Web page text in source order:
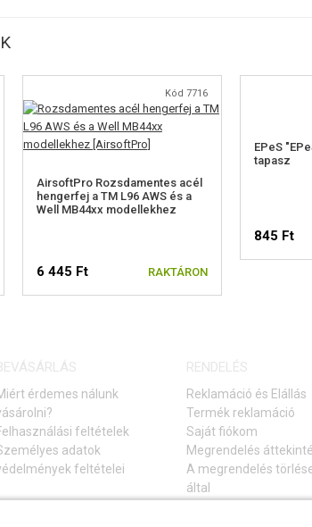
Kód 7716
AirsoftPro Rozsdamentes acél
hengerfej a TM L96 AWS és a
Well MB44xx modellekhez
6 445 Ft RAKTÁRON
EPeS
tapasz
845 Ft
érdemes nálunk
feltételek
adatok
feltételei
RENDELÉS
Reklamáció és Elállás
Termék reklamáció
Saját fiókom
Megrendelés
A megrendelés
által